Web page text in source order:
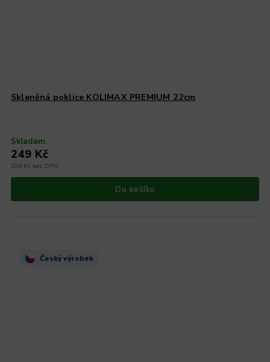
Skleněná poklice KOLIMAX PREMIUM 22cm
Skladem
206 Kč bez DPH
249 Kč
Do košíku
Český výrobek